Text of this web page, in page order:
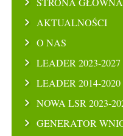
AKTUALNOŚCI
O NAS
LEADER 2023-2027
LEADER 2014-2020
NOWA LSR 2023-
GENERATOR